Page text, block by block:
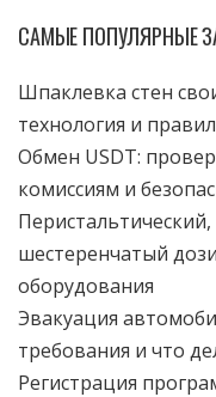
САМЫЕ ПОПУЛЯРНЫЕ
Шпаклевка стен
технология и
Обмен USDT:
комиссиям и
шестеренчатый
оборудования
Эвакуация
требования и что
Регистрация